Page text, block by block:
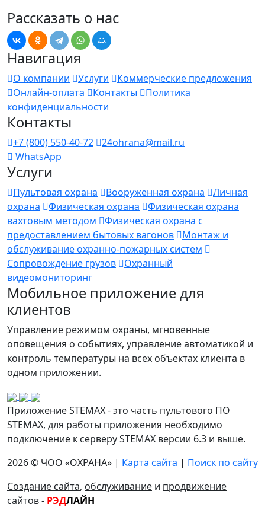
Рассказать о нас
Навигация
О компании Услуги
Коммерческие предложения
Онлайн-оплата
Контакты
Политика
конфиденциальности
Контакты
+7 (800) 550-40-72
24ohrana@mail.ru
WhatsApp
Услуги
Пультовая охрана Вооруженная охрана
Личная
охрана
Физическая охрана
Физическая охрана
вахтовым методом
Физическая охрана с
предоставлением бытовых вагонов
Монтаж и
обслуживание охранно-пожарных систем
Сопровождение грузов
Охранный
видеомониторинг
Мобильное приложение для
клиентов
Управление режимом охраны, мгновенные
оповещения о событиях, управление автоматикой и
контроль температуры на всех объектах клиента в
одном приложении.
Приложение STEMAX - это часть пультового ПО
STEMAX, для работы приложения необходимо
подключение к серверу STEMAX версии 6.3 и выше.
2026 © ЧОО «ОХРАНА» | Карта сайта | Поиск по сайту
Создание сайта, обслуживание и продвижение
сайтов- РЭДЛАЙН